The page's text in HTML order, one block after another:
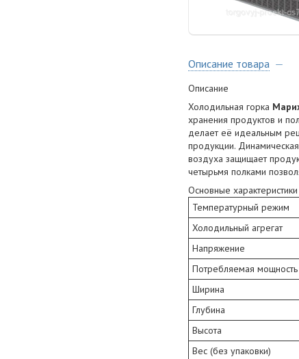
Описание товара
Описание
Холодильная горка
хранения продуктов и
делает её идеальным
продукции.
воздуха защищает
четырьмя полками
Основные характеристики
Температурный режим
Холодильный агрегат
Напряжение
Потребляемая мощность
Ширина
Глубина
Высота
Вес (без упаковки)